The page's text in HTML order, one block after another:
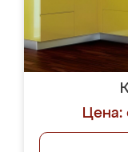
Цена: